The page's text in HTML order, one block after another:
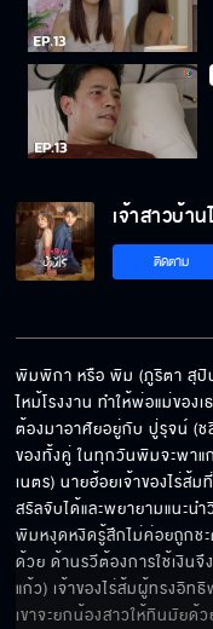
เจ้าสาวบ้าน
ติดตาม
พิมพิกา หรือ พิม (ภูริตา สุปิ
ไหม้โรงงาน ทำให้พ่อแม่ขอ
ต้องมาอาศัยอยู่กับ ปู่รุจน์ (ช
ของทั้งคู่ ในทุกวันพิมจะพาแ
เนตร) นายฮ้อยเจ้าของไร่
สรัลจับได้และพยายามแนะน
พิมหงุดหงิดรู้สึกไม่ค่อยถูกช
ด้วย ด้านรวีต้องการใช้เงิ
แก้ว) เจ้าของไร่ส้มผู้ทรงอิ
เขาจะยกน้องสาวให้ทินมัยด้